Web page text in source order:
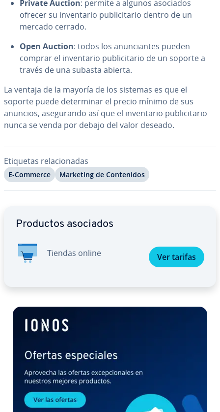
Private Auction: permite a algunos asociados
ofrecer su in­ve­n­ta­rio pu­bli­ci­ta­rio dentro de un
mercado cerrado.
Open Auction: todos los anu­n­cia­n­tes pueden
comprar el in­ve­n­ta­rio pu­bli­ci­ta­rio de un soporte a
través de una subasta abierta.
La ventaja de la mayoría de los sistemas es que el
soporte puede de­te­r­mi­nar el precio mínimo de sus
anuncios, ase­gu­ra­n­do así que el in­ve­n­ta­rio pu­bli­ci­ta­rio
nunca se venda por debajo del valor deseado.
Etiquetas re­la­cio­na­das
E-Commerce Marketing de Co­n­te­ni­dos
Productos asociados
Tiendas online Ver tarifas